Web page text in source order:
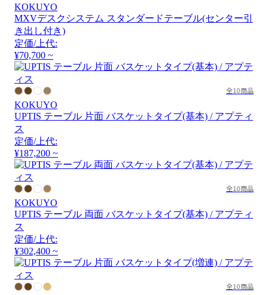
KOKUYO
MXVデスクシステム スタンダードテーブル(センター引
き出し付き)
定価/上代:
¥70,700 ~
全10商品
KOKUYO
UPTIS テーブル 片面 バスケットタイプ(基本) / アプティ
ス
定価/上代:
¥187,200 ~
全10商品
KOKUYO
UPTIS テーブル 両面 バスケットタイプ(基本) / アプティ
ス
定価/上代:
¥302,400 ~
全10商品